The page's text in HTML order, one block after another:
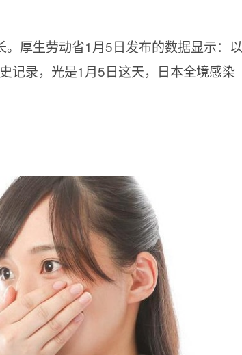
厚生劳动省1月5日发布的数据显示：以
记录，光是1月5日这天，日本全境感染